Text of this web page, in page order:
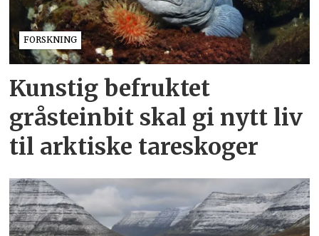
FORSKNING
Kunstig befruktet
gråsteinbit skal gi nytt liv
til arktiske tareskoger